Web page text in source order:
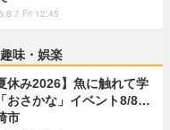
Fri 12:45
趣味・娯楽
休み2026】魚に触れて学
おさかな」イベント8/8…
市